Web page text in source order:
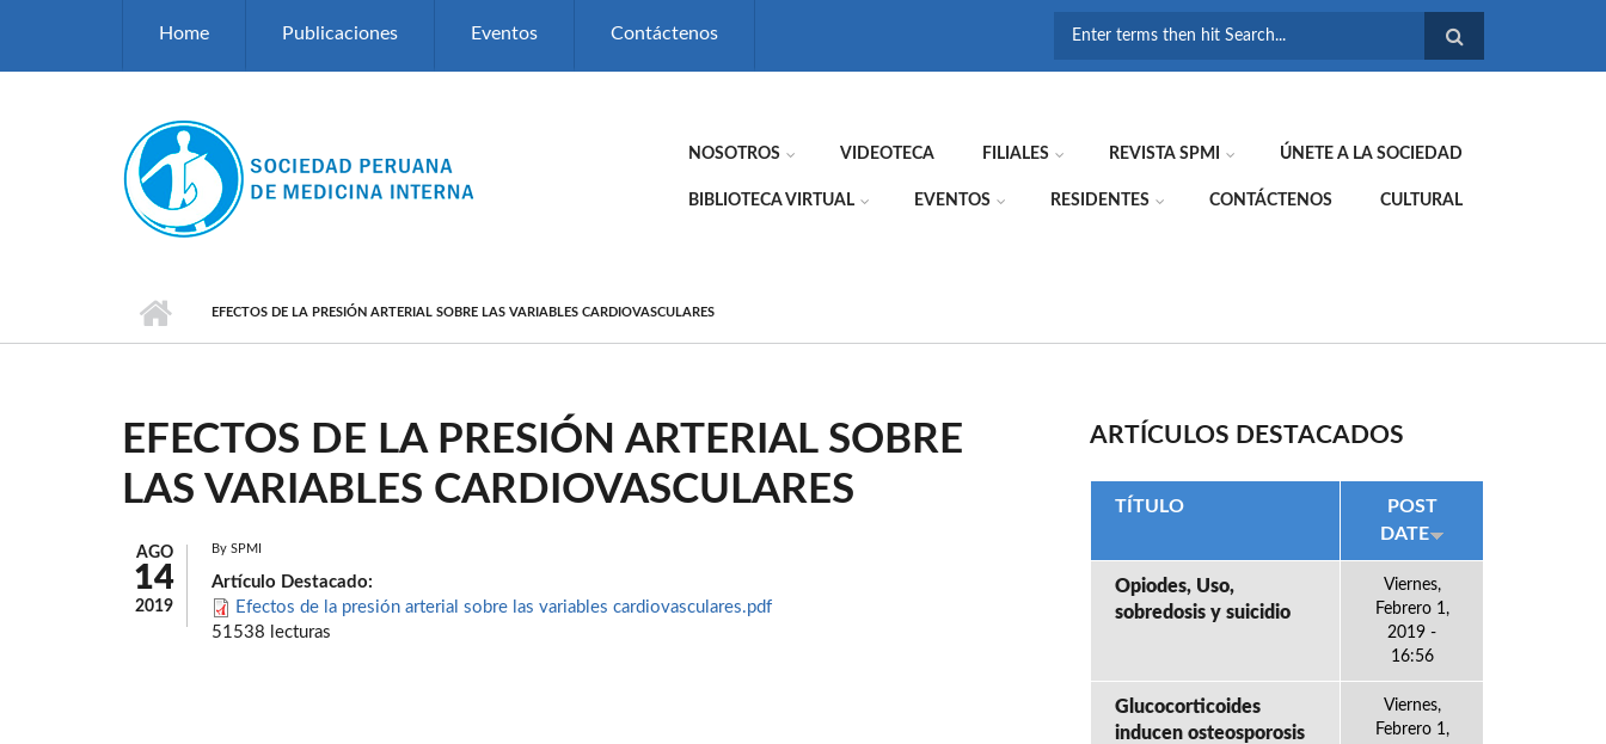
Home Publicaciones Eventos Contáctenos
NOSOTROS VIDEOTECA FILIALES REVISTA SPMI ÚNETE A LA SOCIEDAD
BIBLIOTECA VIRTUAL EVENTOS RESIDENTES CONTÁCTENOS CULTURAL
EFECTOS DE LA PRESIÓN ARTERIAL SOBRE LAS VARIABLES CARDIOVASCULARES
EFECTOS DE LA PRESIÓN ARTERIAL SOBRE
LAS VARIABLES CARDIOVASCULARES
AGO
14
2019
By SPMI
Artículo Destacado:
Efectos de la presión arterial sobre las variables cardiovasculares.pdf
51538 lecturas
ARTÍCULOS DESTACADOS
TÍTULO
POST
DATE
Opiodes, Uso,
sobredosis y suicidio
Viernes,
Febrero 1,
2019 -
16:56
Glucocorticoides
inducen osteosporosis
Viernes,
Febrero 1,